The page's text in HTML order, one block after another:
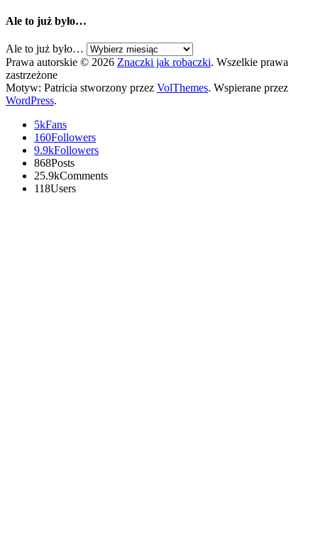
Ale to już było…
Ale to już było…
Prawa autorskie © 2026 Znaczki jak robaczki. Wszelkie prawa
zastrzeżone
Motyw: Patricia stworzony przez VolThemes. Wspierane przez
WordPress.
5kFans
160Followers
9.9kFollowers
868Posts
25.9kComments
118Users